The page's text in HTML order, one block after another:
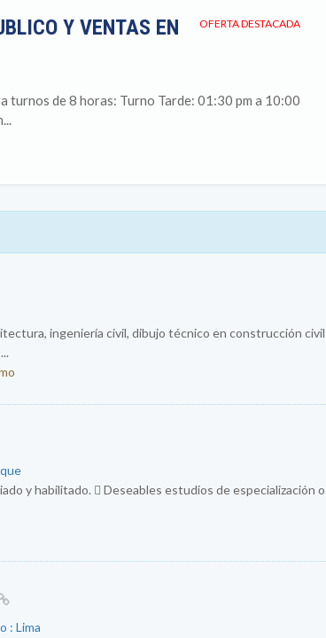
OFERTA DESTACADA
Y VENTAS EN
de 8 horas: Turno Tarde: 01:30 pm a 10:00
ingeniería civil, dibujo técnico en construcción
y habilitado.  Deseables estudios de especialización
: Lima